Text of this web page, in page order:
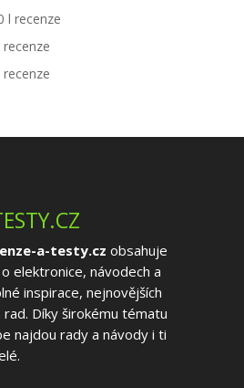
l recenze
recenze
recenze
a-testy.cz obsahuje
elektronice, návodech a
inspirace, nejnovějších
Díky širokému tématu
najdou rady a návody i ti